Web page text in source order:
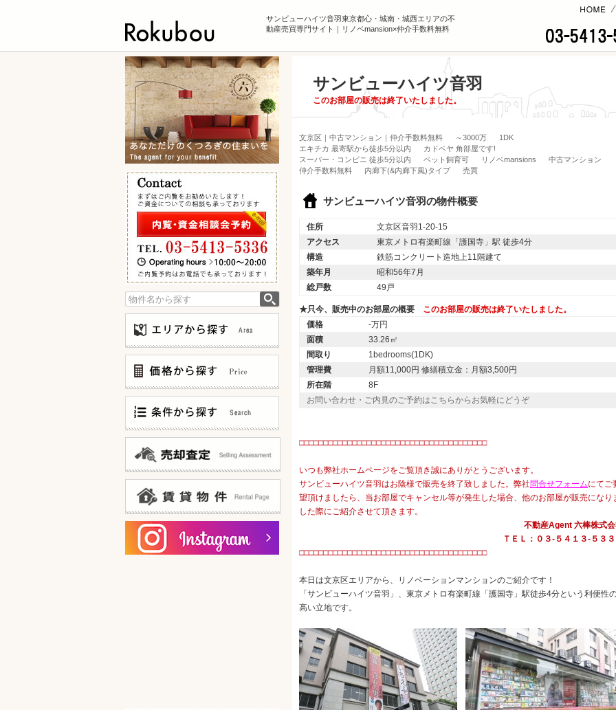
サンビューハイツ音羽東京都心・城南・城西エリアの不
動産売買専門サイト｜リノベmansion×仲介手数料無料
コンテンツ
サンビューハイツ音羽
このお部屋の販売は終了いたしました。
文京区｜中古マンション｜仲介手数料無料 ～3000万
1DK
エキチカ 最寄駅から徒歩5分以内
カドベヤ 角部屋です!
スーパー・コンビニ 徒歩5分以内
ペット飼育可 リノベmansions
中古マンション
仲介手数料無料
内廊下(&内廊下風)タイプ 売買
サンビューハイツ音羽の物件概要
住所
文京区音羽1-20-15
アクセス
東京メトロ有楽町線「護国寺」駅 徒歩4分
構造
鉄筋コンクリート造地上11階建て
築年月
昭和56年7月
総戸数
49戸
★只今、販売中のお部屋の概要 このお部屋の販売は終了いたしました。
価格
-万円
面積
33.26㎡
間取り
1bedrooms(1DK)
管理費
月額11,000円 修繕積立金：月額3,500円
所在階
8F
お問い合わせ・ご内見のご予約はこちらからお気軽にどうぞ
□□□□□□□□□□□□□□□□□□□□□□□□□□□□□□□□□□□□□□□
いつも弊社ホームページをご覧頂き誠にありがとうございます。
サンビューハイツ音羽はお陰様で販売を終了致しました。弊社問合せフォームにてご
望頂けましたら、当お部屋でキャンセル等が発生した場合、他のお部屋が販売になり
した際にご紹介させて頂きます。
不動産Agent 六棒株式
ＴＥＬ：０３‐５４１３‐５３
□□□□□□□□□□□□□□□□□□□□□□□□□□□□□□□□□□□□□□□
本日は文京区エリアから、リノベーションマンションのご紹介です！
「サンビューハイツ音羽」、東京メトロ有楽町線「護国寺」駅徒歩4分という利便性
高い立地です。
検索:
〜3,000万
3,000万〜5,000万
8,000万〜12,000万
12,000万〜
仲介手数料無料
仲介手数料お値引中
20F建て以上 タワーマンション
新築マンション
邸宅風?低層マンション
100世帯以上 大規模マンション
ゲストルームあります!
宅配ボックスあります!
共用部分ミドリ充実!
オーナー様ログイン
賃貸物件一覧